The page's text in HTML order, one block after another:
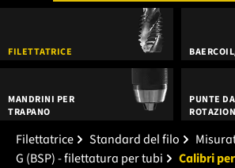
FILETTATRICE
MANDRINI PER
TRAPANO
PUNTE
Filettatrice Standard del filo
G (BSP) - filettatura per tubi
Calibri